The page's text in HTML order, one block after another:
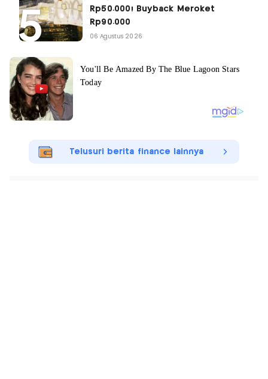
Rp50.000! Buyback Meroket
Rp90.000
06 Agustus 2026
Telusuri berita finance lainnya